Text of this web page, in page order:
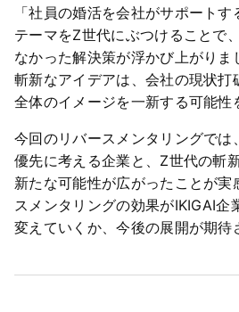
「社員の婚活を会社がサポート
テーマをZ世代にぶつけることで
なかった解決策が浮かび上がり
斬新なアイデアは、会社の現状打
全体のイメージを一新する可能性
今回のリバースメンタリングでは
優先に考える企業と、Z世代の斬
新たな可能性が広がったことが実
スメンタリングの効果がIKIGAI企
変えていくか、今後の展開が期待